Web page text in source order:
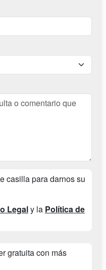
casilla para darnos su
Legaly la Política de
gratuita con más